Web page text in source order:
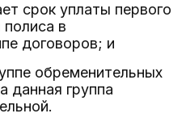
срок уплаты первого
в
договоров; и
обременительных
данная группа